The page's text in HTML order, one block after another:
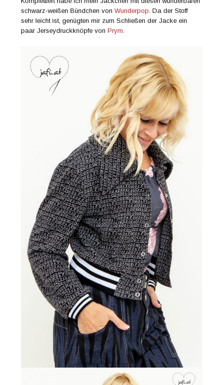
schwarz-weißen Bündchen vonWunderpop. Da der Stoff
sehr leicht ist, genügten mir zum Schließen der Jacke ein
paar Jerseydruckknöpfe vonPrym.